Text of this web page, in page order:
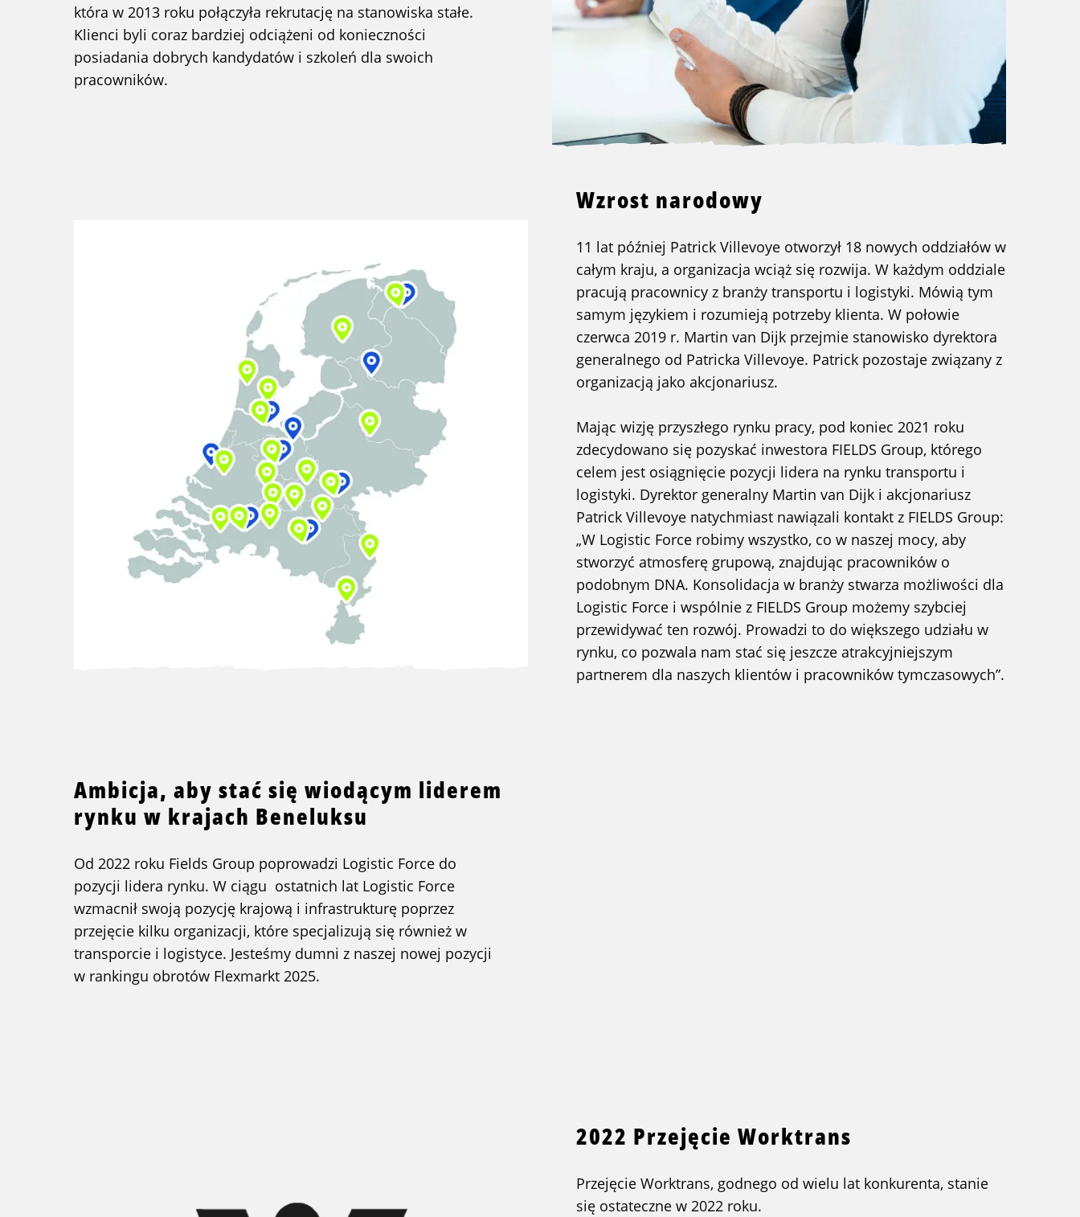
która w 2013 roku połączyła rekrutację na stanowiska stałe.
Klienci byli coraz bardziej odciążeni od konieczności
posiadania dobrych kandydatów i szkoleń dla swoich
pracowników.
Wzrost narodowy
11 lat później Patrick Villevoye otworzył 18 nowych oddziałów w
całym kraju, a organizacja wciąż się rozwija. W każdym oddziale
pracują pracownicy z branży transportu i logistyki. Mówią tym
samym językiem i rozumieją potrzeby klienta. W połowie
czerwca 2019 r. Martin van Dijk przejmie stanowisko dyrektora
generalnego od Patricka Villevoye. Patrick pozostaje związany z
organizacją jako akcjonariusz.
Mając wizję przyszłego rynku pracy, pod koniec 2021 roku
zdecydowano się pozyskać inwestora FIELDS Group, którego
celem jest osiągnięcie pozycji lidera na rynku transportu i
logistyki. Dyrektor generalny Martin van Dijk i akcjonariusz
Patrick Villevoye natychmiast nawiązali kontakt z FIELDS Group:
„W Logistic Force robimy wszystko, co w naszej mocy, aby
stworzyć atmosferę grupową, znajdując pracowników o
podobnym DNA. Konsolidacja w branży stwarza możliwości dla
Logistic Force i wspólnie z FIELDS Group możemy szybciej
przewidywać ten rozwój. Prowadzi to do większego udziału w
rynku, co pozwala nam stać się jeszcze atrakcyjniejszym
partnerem dla naszych klientów i pracowników tymczasowych”.
Ambicja, aby stać się wiodącym liderem
rynku w krajach Beneluksu
Od 2022 roku Fields Group poprowadzi Logistic Force do
pozycji lidera rynku. W ciągu ostatnich lat Logistic Force
wzmacnił swoją pozycję krajową i infrastrukturę poprzez
przejęcie kilku organizacji, które specjalizują się również w
transporcie i logistyce. Jesteśmy dumni z naszej nowej pozycji
w rankingu obrotów Flexmarkt 2025.
2022 Przejęcie Worktrans
Przejęcie Worktrans, godnego od wielu lat konkurenta, stanie
się ostateczne w 2022 roku.